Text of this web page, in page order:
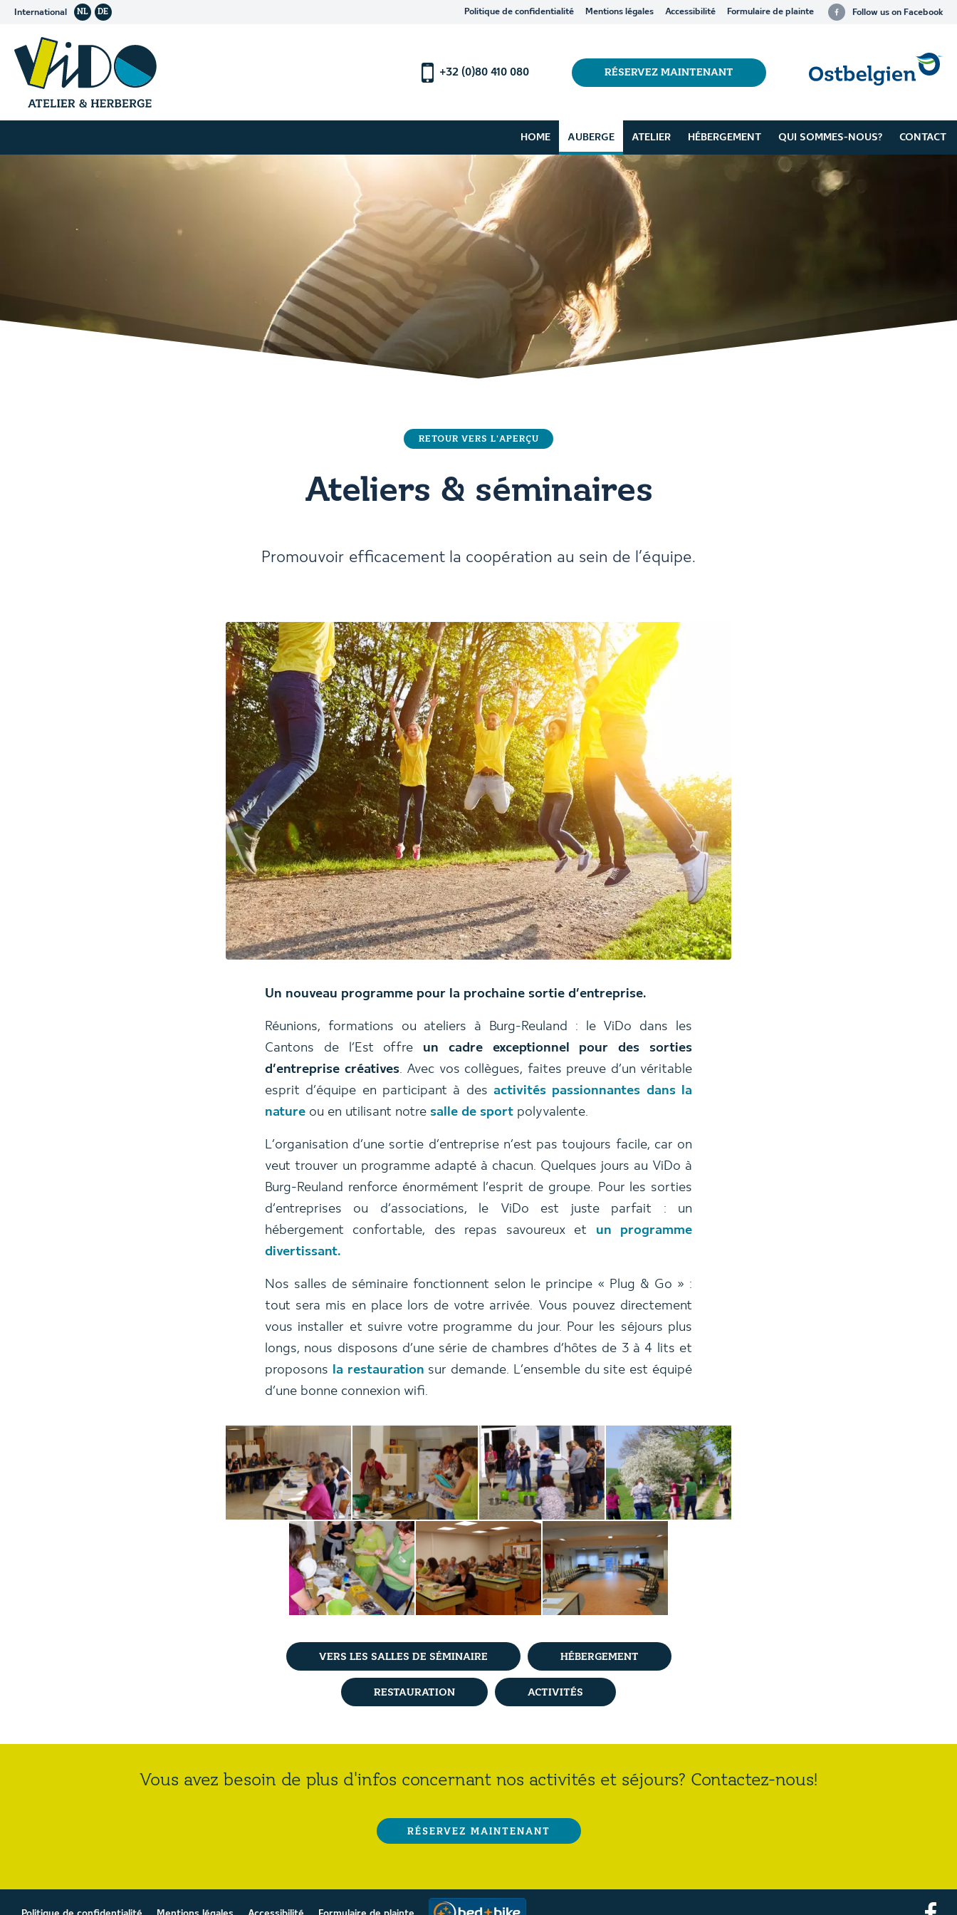
International NL DE Politique de confidentialité Mentions légales Accessibilité Formulaire de plainte Follow us on Facebook
+32 (0)80 410 080 RÉSERVEZ MAINTENANT
HOME AUBERGE ATELIER HÉBERGEMENT QUI SOMMES-NOUS? CONTACT
RETOUR VERS L'APERÇU
Ateliers & séminaires
Promouvoir efficacement la coopération au sein de l‘équipe.
Un nouveau programme pour la prochaine sortie d’entreprise.
Réunions, formations ou ateliers à Burg-Reuland : le ViDo dans les
Cantons de l’Est offre un cadre exceptionnel pour des sorties
d’entreprise créatives. Avec vos collègues, faites preuve d’un véritable
esprit d’équipe en participant à des activités passionnantes dans la
nature ou en utilisant notre salle de sport polyvalente.
L’organisation d’une sortie d’entreprise n’est pas toujours facile, car on
veut trouver un programme adapté à chacun. Quelques jours au ViDo à
Burg-Reuland renforce énormément l’esprit de groupe. Pour les sorties
d’entreprises ou d’associations, le ViDo est juste parfait : un
hébergement confortable, des repas savoureux et un programme
divertissant.
Nos salles de séminaire fonctionnent selon le principe « Plug & Go » :
tout sera mis en place lors de votre arrivée. Vous pouvez directement
vous installer et suivre votre programme du jour. Pour les séjours plus
longs, nous disposons d’une série de chambres d’hôtes de 3 à 4 lits et
proposons
la restauration sur demande. L’ensemble du site est équipé
d’une bonne connexion wifi.
VERS LES SALLES DE SÉMINAIRE HÉBERGEMENT
RESTAURATION ACTIVITÉS
Vous avez besoin de plus d'infos concernant nos activités et séjours? Contactez-nous!
RÉSERVEZ MAINTENANT